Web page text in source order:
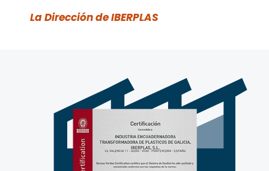
La Dirección de IBERPLAS